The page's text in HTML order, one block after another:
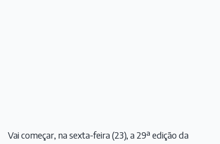
Vai começar, na sexta-feira (23), a 29ª edição da